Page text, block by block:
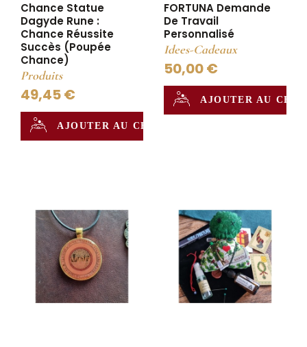
Chance Statue
Dagyde Rune :
Chance Réussite
Succès (poupée
Chance)
Produits
49,45 €
AJOUTER AU CHAUDRON
FORTUNA Demande
De Travail
Personnalisé
Idees-Cadeaux
50,00 €
AJOUTER AU